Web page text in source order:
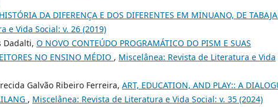
DA DIFERENÇA E DOS DIFERENTES EM MINUANO, DE
e Vida Social: v. 26 (2019)
Dadalti, O NOVO CONTEÚDO PROGRAMÁTICO DO PISM E SUAS
NO ENSINO MÉDIO , Miscelânea: Revista de Literatura e Vida
Galvão Ribeiro Ferreira, ART, EDUCATION, AND PLAY:: A
, Miscelânea: Revista de Literatura e Vida Social: v. 35 (2024)